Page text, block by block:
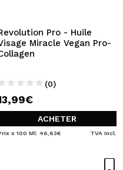
vous pourrez
vérifier l'état de vos
précédentes.
Pro - Huile
Miracle Vegan Pro-
(0)
ACHETER
x 100 Ml: 46,63€ TVA Incl.